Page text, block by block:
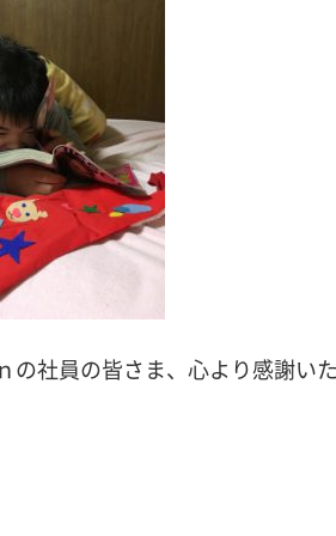
の社員の皆さま、心より感謝